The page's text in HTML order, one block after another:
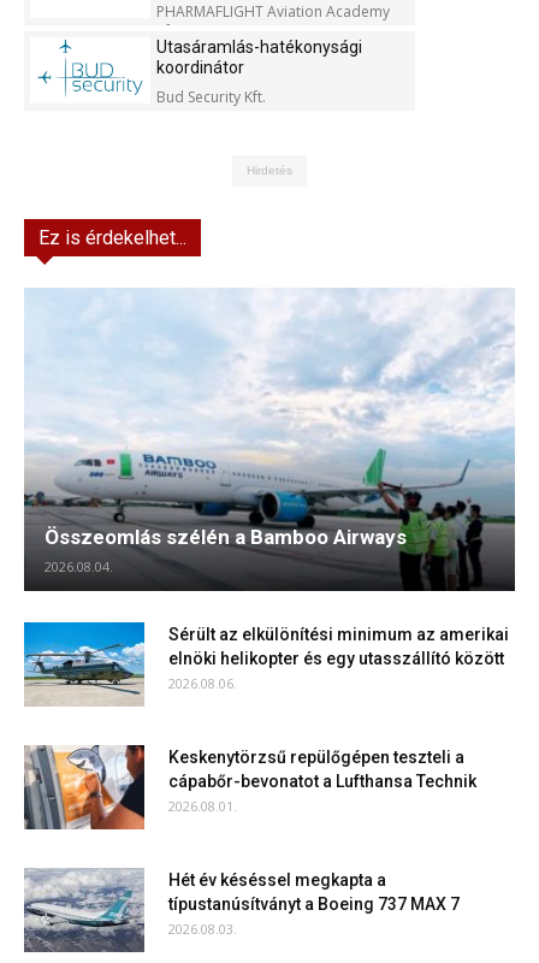
PHARMAFLIGHT Aviation Academy
Kft.
Utasáramlás-hatékonysági
koordinátor
Bud Security Kft.
Hirdetés
Ez is érdekelhet...
Összeomlás szélén a Bamboo Airways
2026.08.04.
Sérült az elkülönítési minimum az amerikai
elnöki helikopter és egy utasszállító között
2026.08.06.
Keskenytörzsű repülőgépen teszteli a
cápabőr-bevonatot a Lufthansa Technik
2026.08.01.
Hét év késéssel megkapta a
típustanúsítványt a Boeing 737 MAX 7
2026.08.03.